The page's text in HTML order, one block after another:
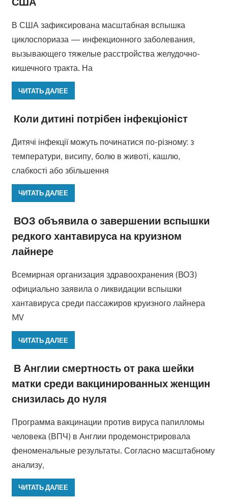
В США зафиксирована масштабная вспышка
циклоспориаза — инфекционного заболевания,
вызывающего тяжелые расстройства желудочно-
кишечного тракта. На
ЧИТАТЬ ДАЛЕЕ
Коли дитині потрібен інфекціоніст
Дитячі інфекції можуть починатися по-різному: з
температури, висипу, болю в животі, кашлю,
слабкості або збільшення
ЧИТАТЬ ДАЛЕЕ
ВОЗ объявила о завершении вспышки
редкого хантавируса на круизном
лайнере
Всемирная организация здравоохранения (ВОЗ)
официально заявила о ликвидации вспышки
хантавируса среди пассажиров круизного лайнера
MV
ЧИТАТЬ ДАЛЕЕ
В Англии смертность от рака шейки
матки среди вакцинированных женщин
снизилась до нуля
Программа вакцинации против вируса папилломы
человека (ВПЧ) в Англии продемонстрировала
феноменальные результаты. Согласно масштабному
анализу,
ЧИТАТЬ ДАЛЕЕ